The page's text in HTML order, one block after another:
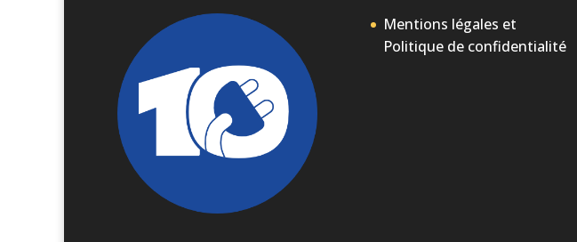
Mentions légales et
Politique de confidentialité